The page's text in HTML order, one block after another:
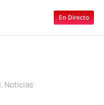
En Directo
, Noticias